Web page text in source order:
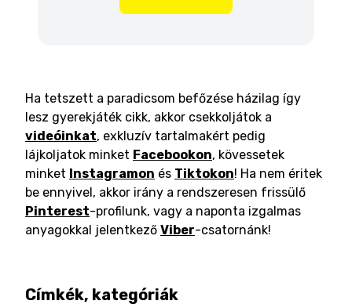
Ha tetszett a paradicsom befőzése házilag így
lesz gyerekjáték cikk, akkor csekkoljátok a
videóinkat, exkluzív tartalmakért pedig
lájkoljatok minket Facebookon, kövessetek
minket Instagramon és Tiktokon! Ha nem éritek
be ennyivel, akkor irány a rendszeresen frissülő
Pinterest-profilunk, vagy a naponta izgalmas
anyagokkal jelentkező Viber-csatornánk!
Címkék, kategóriák